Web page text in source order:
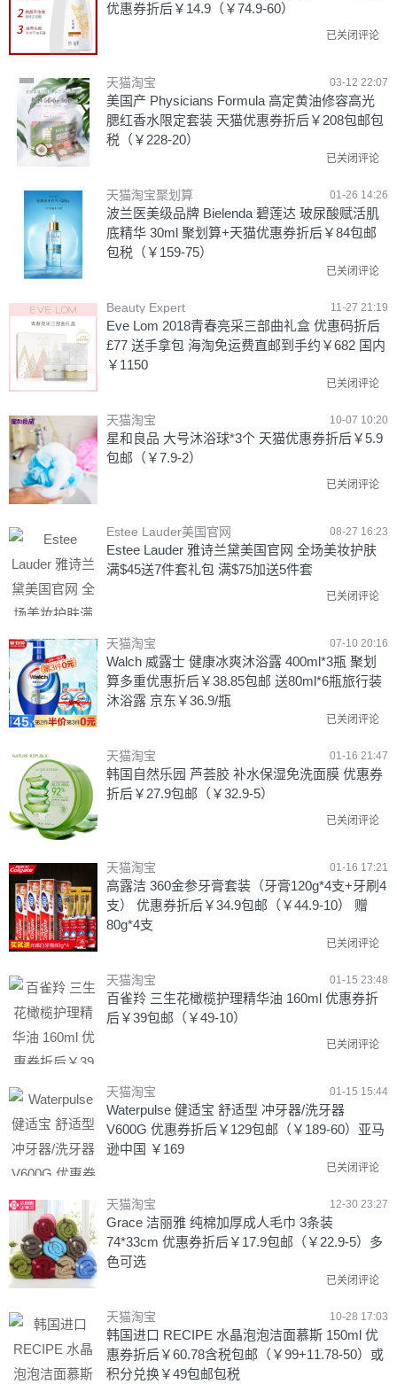
优惠券折后￥14.9（￥74.9-60）
已关闭评论
天猫淘宝 03-12 22:07
美国产 Physicians Formula 高定黄油修容高光
腮红香水限定套装 天猫优惠券折后￥208包邮包
税（￥228-20）
已关闭评论
天猫淘宝聚划算 01-26 14:26
波兰医美级品牌 Bielenda 碧莲达 玻尿酸赋活肌
底精华 30ml 聚划算+天猫优惠券折后￥84包邮
包税（￥159-75）
已关闭评论
Beauty Expert 11-27 21:19
Eve Lom 2018青春亮采三部曲礼盒 优惠码折后
£77 送手拿包 海淘免运费直邮到手约￥682 国内
￥1150
已关闭评论
天猫淘宝 10-07 10:20
星和良品 大号沐浴球*3个 天猫优惠券折后￥5.9
包邮（￥7.9-2）
已关闭评论
Estee Lauder美国官网 08-27 16:23
Estee Lauder 雅诗兰黛美国官网 全场美妆护肤
满$45送7件套礼包 满$75加送5件套
已关闭评论
天猫淘宝 07-10 20:16
Walch 威露士 健康冰爽沐浴露 400ml*3瓶 聚划
算多重优惠折后￥38.85包邮 送80ml*6瓶旅行装
沐浴露 京东￥36.9/瓶
已关闭评论
天猫淘宝 01-16 21:47
韩国自然乐园 芦荟胶 补水保湿免洗面膜 优惠券
折后￥27.9包邮（￥32.9-5）
已关闭评论
天猫淘宝 01-16 17:21
高露洁 360金参牙膏套装（牙膏120g*4支+牙刷4
支） 优惠券折后￥34.9包邮（￥44.9-10） 赠
80g*4支
已关闭评论
天猫淘宝 01-15 23:48
百雀羚 三生花橄榄护理精华油 160ml 优惠券折
后￥39包邮（￥49-10）
已关闭评论
天猫淘宝 01-15 15:44
Waterpulse 健适宝 舒适型 冲牙器/洗牙器
V600G 优惠券折后￥129包邮（￥189-60）亚马
逊中国 ￥169
已关闭评论
天猫淘宝 12-30 23:27
Grace 洁丽雅 纯棉加厚成人毛巾 3条装
74*33cm 优惠券折后￥17.9包邮（￥22.9-5）多
色可选
已关闭评论
天猫淘宝 10-28 17:03
韩国进口 RECIPE 水晶泡泡洁面慕斯 150ml 优
惠券折后￥60.78含税包邮（￥99+11.78-50）或
积分兑换￥49包邮包税